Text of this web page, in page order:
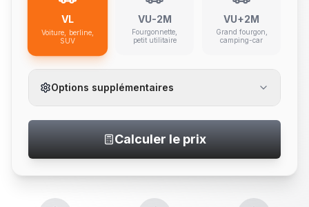
VL
Voiture, berline,
SUV
VU-2M
Fourgonnette,
petit utilitaire
VU+2M
Grand fourgon,
camping-car
Options supplémentaires
Calculer le prix